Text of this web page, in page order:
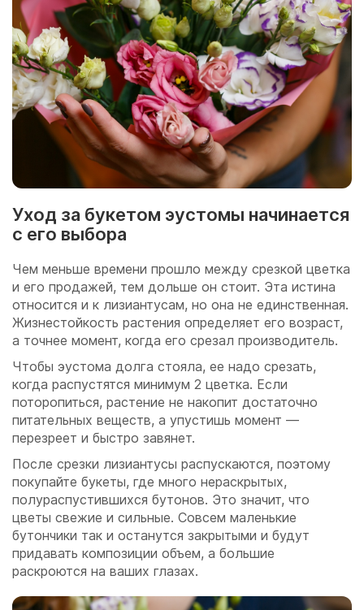
Уход за букетом эустомы начинается
с его выбора
Чем меньше времени прошло между срезкой цветка
и его продажей, тем дольше он стоит. Эта истина
относится и к лизиантусам, но она не единственная.
Жизнестойкость растения определяет его возраст,
а точнее момент, когда его срезал производитель.
Чтобы эустома долга стояла, ее надо срезать,
когда распустятся минимум 2 цветка. Если
поторопиться, растение не накопит достаточно
питательных веществ, а упустишь момент —
перезреет и быстро завянет.
После срезки лизиантусы распускаются, поэтому
покупайте букеты, где много нераскрытых,
полураспустившихся бутонов. Это значит, что
цветы свежие и сильные. Совсем маленькие
бутончики так и останутся закрытыми и будут
придавать композиции объем, а большие
раскроются на ваших глазах.